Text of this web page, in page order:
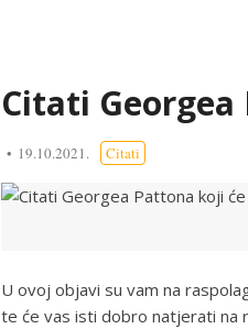
Citati
19.10.2021. Citati
U ovoj objavi su vam na
te će vas isti dobro natjerati na